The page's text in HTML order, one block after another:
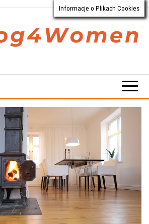
o dla
Informacje o Plikach Cookies